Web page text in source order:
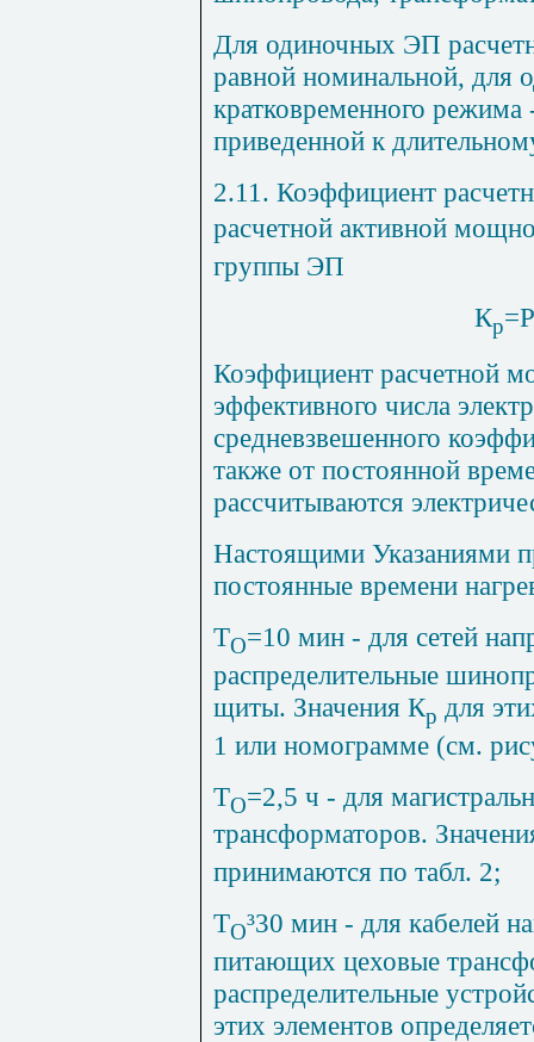
Для одиночных ЭП
равной номинальной, для
кратковременного
приведенной к
2.11. Коэффициент
расчетной активной
группы ЭП
Кр=Р
Коэффициент расчетной
эффективного числа
средневзвешенного
также от постоянной
рассчитываются
Настоящими Указаниями
постоянные времени
ТО=10 мин - для сетей
распределительные
щиты. Значения Кр для
1 или номограмме (см.
ТО=2,5 ч - для
трансформаторов.
принимаются по табл. 2;
ТО³30 мин - для кабелей
питающих цеховые
распределительные
этих элементов